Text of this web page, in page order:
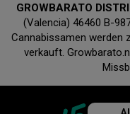
GROWBARATO
(Valencia) 46460 B-
Cannabissamen werden
verkauft.